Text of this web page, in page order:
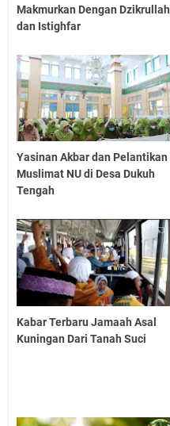
Makmurkan Dengan Dzikrullah
dan Istighfar
Yasinan Akbar dan Pelantikan
Muslimat NU di Desa Dukuh
Tengah
Kabar Terbaru Jamaah Asal
Kuningan Dari Tanah Suci